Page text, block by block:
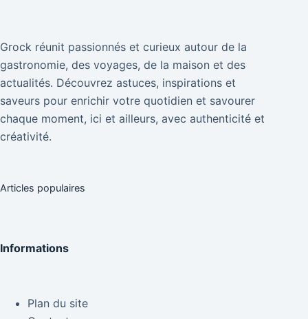
Grock réunit passionnés et curieux autour de la
gastronomie, des voyages, de la maison et des
actualités. Découvrez astuces, inspirations et
saveurs pour enrichir votre quotidien et savourer
chaque moment, ici et ailleurs, avec authenticité et
créativité.
Articles populaires
Informations
Plan du site